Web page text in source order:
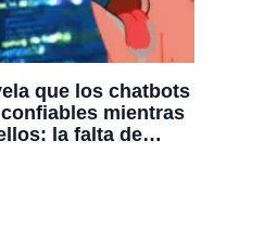
que los chatbots
mientras
la falta de